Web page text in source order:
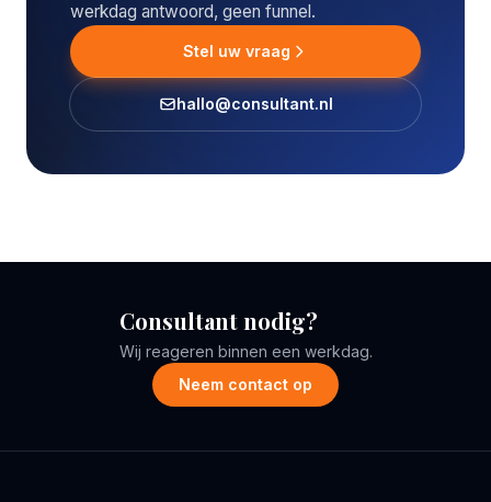
werkdag antwoord, geen funnel.
Stel uw vraag
hallo@consultant.nl
Consultant nodig?
Wij reageren binnen een werkdag.
Neem contact op